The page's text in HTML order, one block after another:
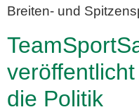
Breiten- und
die Politik